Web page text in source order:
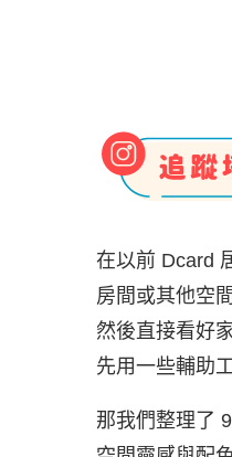
在以前 Dcard
房間或其他空
然後直接看好
先用一些輔助
那我們整理了